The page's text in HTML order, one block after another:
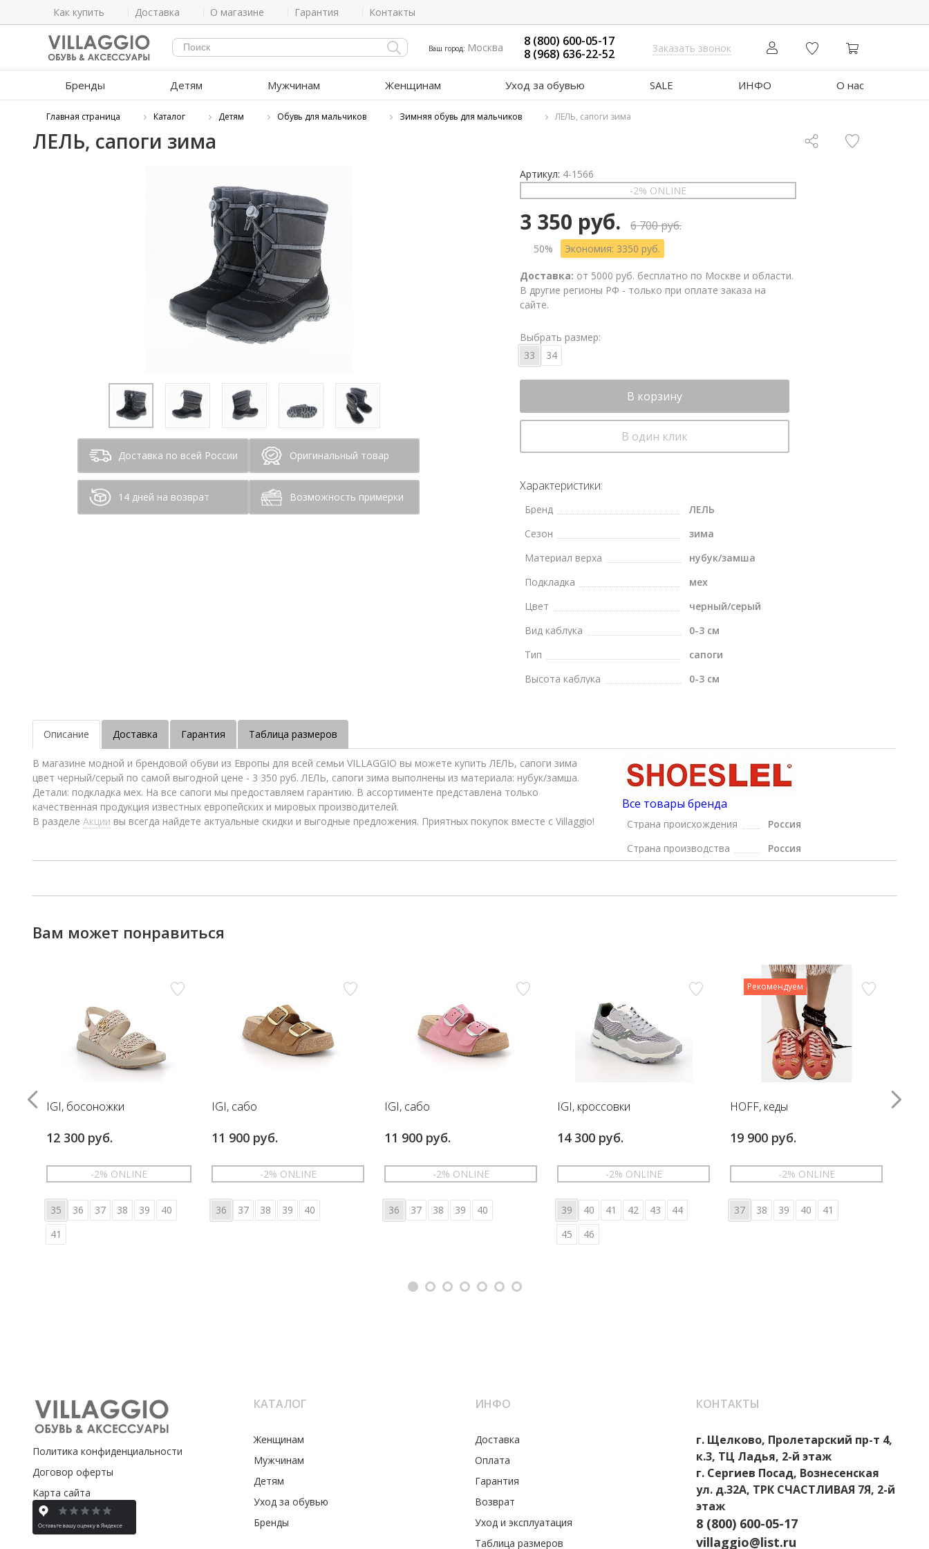
Как купить Доставка О магазине Гарантия Контакты
Ваш город: Москва
8 (800) 600-05-17
8 (968) 636-22-52
Заказать звонок
Бренды Детям Мужчинам Женщинам Уход за обувью SALE ИНФО О нас
Главная страница Каталог Детям Обувь для мальчиков Зимняя обувь для мальчиков ЛЕЛЬ, сапоги зима
ЛЕЛЬ, сапоги зима
Доставка по всей России Оригинальный товар
14 дней на возврат Возможность примерки
Артикул: 4-1566
-2% ONLINE
3 350 руб. 6 700 руб.
50% Экономия: 3350 руб.
Доставка: от 5000 руб. бесплатно по Москве и области.
В другие регионы РФ - только при оплате заказа на
сайте.
Выбрать размер:
33
34
В корзину
В один клик
Характеристики:
Бренд
ЛЕЛЬ
Сезон
зима
Материал верха
нубук/замша
Подкладка
мех
Цвет
черный/серый
Вид каблука
0-3 см
Тип
сапоги
Высота каблука
0-3 см
Описание Доставка Гарантия Таблица размеров
В магазине модной и брендовой обуви из Европы для всей семьи VILLAGGIO вы можете купить ЛЕЛЬ, сапоги зима
цвет черный/серый по самой выгодной цене - 3 350 руб. ЛЕЛЬ, сапоги зима выполнены из материала: нубук/замша.
Детали: подкладка мех. На все сапоги мы предоставляем гарантию. В ассортименте представлена только
качественная продукция известных европейских и мировых производителей.
В разделе Акции вы всегда найдете актуальные скидки и выгодные предложения. Приятных покупок вместе с Villaggio!
Все товары бренда
Страна происхождения
Россия
Страна производства
Россия
Вам может понравиться
IGI, босоножки
12 300 руб.
-2% ONLINE
35 36 37 38 39
40
41
IGI, сабо
11 900 руб.
-2% ONLINE
36 37 38 39 40
IGI, сабо
11 900 руб.
-2% ONLINE
36 37 38 39 40
IGI, кроссовки
14 300 руб.
-2% ONLINE
39 40 41 42 43
44
45
46
Рекомендуем
HOFF, кеды
19 900 руб.
-2% ONLINE
37 38 39 40 41
Политика конфиденциальности
Договор оферты
Карта сайта
КАТАЛОГ
Женщинам
Мужчинам
Детям
Уход за обувью
Бренды
ИНФО
Доставка
Оплата
Гарантия
Возврат
Уход и эксплуатация
Таблица размеров
КОНТАКТЫ
г. Щелково, Пролетарский пр-т 4,
к.3, ТЦ Ладья, 2-й этаж
г. Сергиев Посад, Вознесенская
ул. д.32А, ТРК СЧАСТЛИВАЯ 7Я, 2-й
этаж
8 (800) 600-05-17
villaggio@list.ru